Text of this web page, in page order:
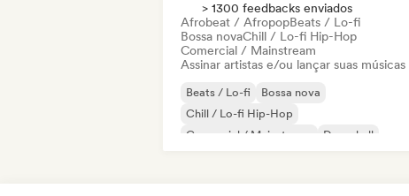
> 1300 feedbacks enviados
Afrobeat / AfropopBeats / Lo-fi
Bossa novaChill / Lo-fi Hip-Hop
Comercial / Mainstream
Assinar artistas e/ou lançar suas músicas
Beats / Lo-fi
Bossa nova
Chill / Lo-fi Hip-Hop
Comercial / Mainstream
Dancehall